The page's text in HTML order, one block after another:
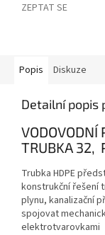
ZEPTAT SE
Popis Diskuze
Detailní popis
VODOVODNÍ
TRUBKA 32,
Trubka HDPE
konstrukční řešení
plynu, kanalizační
spojovat
elektrotvarovkami